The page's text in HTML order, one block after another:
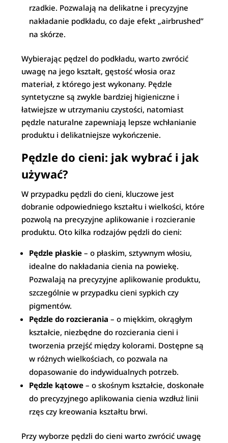
rzadkie. Pozwalają na delikatne i precyzyjne
nakładanie podkładu, co daje efekt „airbrushed”
na skórze.
Wybierając pędzel do podkładu, warto zwrócić
uwagę na jego kształt, gęstość włosia oraz
materiał, z którego jest wykonany. Pędzle
syntetyczne są zwykle bardziej higieniczne i
łatwiejsze w utrzymaniu czystości, natomiast
pędzle naturalne zapewniają lepsze wchłanianie
produktu i delikatniejsze wykończenie.
Pędzle do cieni: jak wybrać i jak
używać?
W przypadku pędzli do cieni, kluczowe jest
dobranie odpowiedniego kształtu i wielkości, które
pozwolą na precyzyjne aplikowanie i rozcieranie
produktu. Oto kilka rodzajów pędzli do cieni:
Pędzle płaskie – o płaskim, sztywnym włosiu,
idealne do nakładania cienia na powiekę.
Pozwalają na precyzyjne aplikowanie produktu,
szczególnie w przypadku cieni sypkich czy
pigmentów.
Pędzle do rozcierania – o miękkim, okrągłym
kształcie, niezbędne do rozcierania cieni i
tworzenia przejść między kolorami. Dostępne są
w różnych wielkościach, co pozwala na
dopasowanie do indywidualnych potrzeb.
Pędzle kątowe – o skośnym kształcie, doskonałe
do precyzyjnego aplikowania cienia wzdłuż linii
rzęs czy kreowania kształtu brwi.
Przy wyborze pędzli do cieni warto zwrócić uwagę